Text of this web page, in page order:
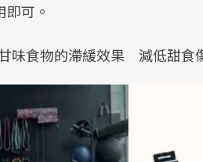
可。
味食物的滯緩效果 減低甜食